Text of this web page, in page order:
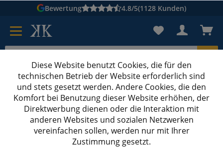
Bewertung 4.8/5(1128 Kunden)
Karton suchen
Kartons bedruckenKartons nach Maß
Lieferscheintaschen
1000x Lieferscheintasche Pergamin DIN lang
Diese Website benutzt Cookies, die für den
technischen Betrieb der Website erforderlich sind
und stets gesetzt werden. Andere Cookies, die den
Komfort bei Benutzung dieser Website erhöhen, der
Direktwerbung dienen oder die Interaktion mit
anderen Websites und sozialen Netzwerken
vereinfachen sollen, werden nur mit Ihrer
Zustimmung gesetzt.